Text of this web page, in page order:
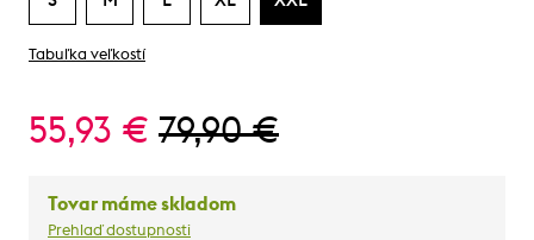
Tabuľka veľkostí
55,93 € 79,90 €
Tovar máme skladom
Prehlaď dostupnosti